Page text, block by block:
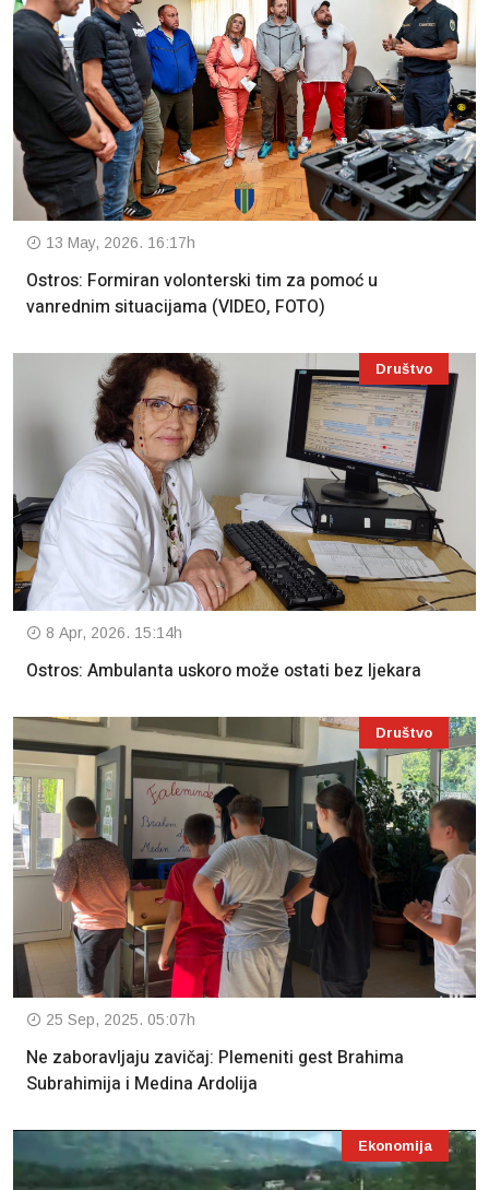
13 May, 2026. 16:17h
Ostros: Formiran volonterski tim za pomoć u
vanrednim situacijama (VIDEO, FOTO)
Društvo
8 Apr, 2026. 15:14h
Ostros: Ambulanta uskoro može ostati bez ljekara
Društvo
25 Sep, 2025. 05:07h
Ne zaboravljaju zavičaj: Plemeniti gest Brahima
Subrahimija i Medina Ardolija
Ekonomija